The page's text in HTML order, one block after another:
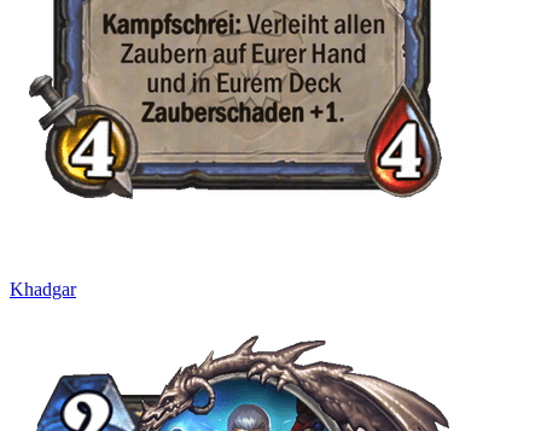
Khadgar